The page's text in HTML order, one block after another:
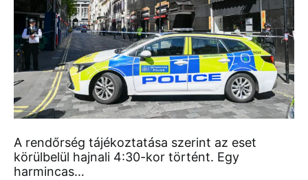
A rendőrség tájékoztatása szerint az eset
körülbelül hajnali 4:30-kor történt. Egy
harmincas…